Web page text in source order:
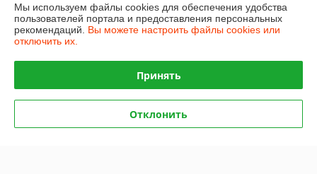
Полная версия сайта
Политика обработки cookies
Сайт создан на платформе Deal.by
Мы используем файлы cookies для обеспечения удобства
пользователей портала и предоставления персональных
рекомендаций. Вы можете настроить файлы cookies или
отключить их.
Принять
Отклонить